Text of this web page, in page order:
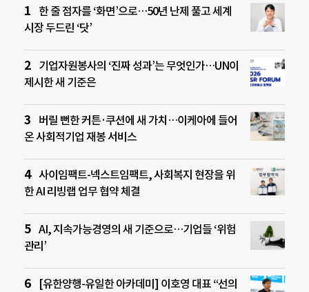
한 줄 점자를 ‘화면’으로…50년 난제 풀고 세계
시장 두드린 ‘닷’
기업자원봉사의 ‘진짜 성과’는 무엇인가…UN이
제시한 새 기준은
버릴 뻔한 커튼·쿠션에 새 가치…이케아에 들어
온 사회적기업 재봉 서비스
사이임팩트-넥스트임팩트, 사회복지 현장을 위
한 AI 리빙랩 업무 협약 체결
AI, 지속가능경영의 새 기준으로…기업들 ‘위험
관리’
[유한양행-유일한 아카데미] 이호영 대표 “선의